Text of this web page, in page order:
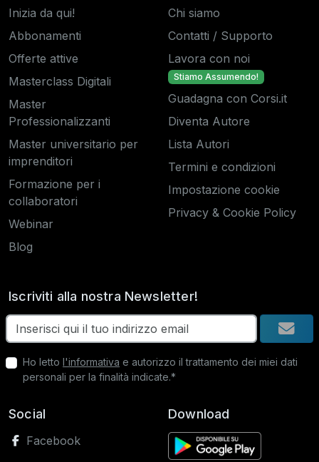
Inizia da qui!
Abbonamenti
Offerte attive
Masterclass Digitali
Master
Professionalizzanti
Master universitario per
imprenditori
Formazione per i
collaboratori
Webinar
Blog
Chi siamo
Contatti / Supporto
Lavora con noi
Stiamo Assumendo!
Guadagna con Corsi.it
Diventa Autore
Lista Autori
Termini e condizioni
Impostazione cookie
Privacy & Cookie Policy
Iscriviti alla nostra Newsletter!
Ho letto l'informativa e autorizzo il trattamento dei miei dati
personali per la finalità indicate.*
Social
Facebook
Download